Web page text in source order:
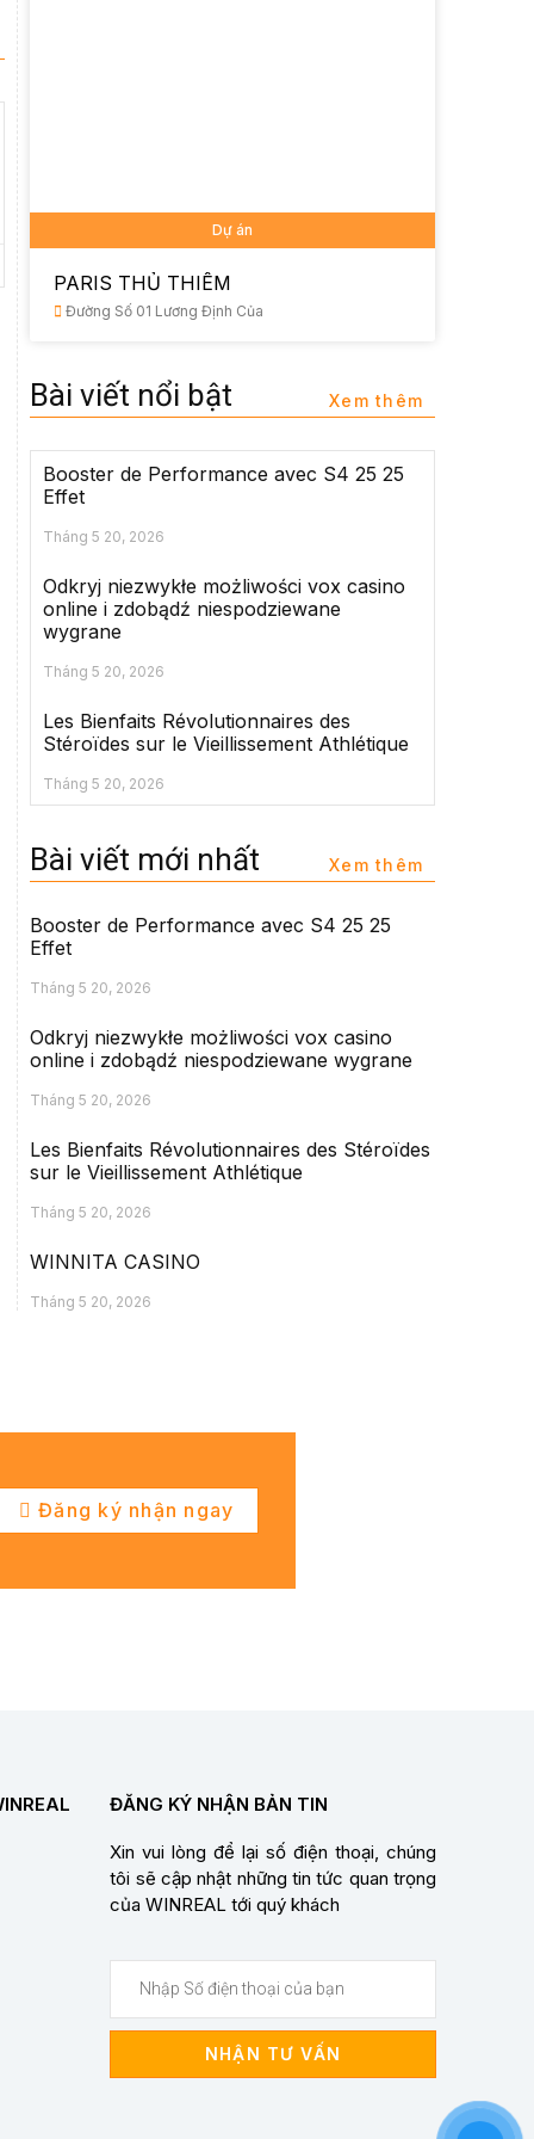
Dự án
PARIS THỦ THIÊM
Đường Số 01 Lương Định Của
Bài viết nổi bật Xem thêm
Booster de Performance avec S4 25 25
Effet
Tháng 5 20, 2026
Odkryj niezwykłe możliwości vox casino
online i zdobądź niespodziewane
wygrane
Tháng 5 20, 2026
Les Bienfaits Révolutionnaires des
Stéroïdes sur le Vieillissement Athlétique
Tháng 5 20, 2026
Bài viết mới nhất Xem thêm
Booster de Performance avec S4 25 25
Effet
Tháng 5 20, 2026
Odkryj niezwykłe możliwości vox casino
online i zdobądź niespodziewane wygrane
Tháng 5 20, 2026
Les Bienfaits Révolutionnaires des Stéroïdes
sur le Vieillissement Athlétique
Tháng 5 20, 2026
WINNITA CASINO
Tháng 5 20, 2026
Đăng ký nhận ngay
ĐĂNG KÝ NHẬN BẢN TIN
Xin vui lòng để lại số điện thoại, chúng
tôi sẽ cập nhật những tin tức quan trọng
của WINREAL tới quý khách
NHẬN TƯ VẤN